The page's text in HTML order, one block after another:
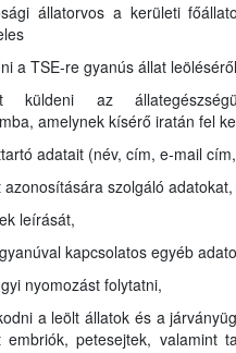
állatorvos a kerületi
a TSE-re gyanús állat
küldeni az
amelynek kísérő iratán fel
adatait (név, cím, e-mail
azonosítására szolgáló adatokat,
leírását,
kapcsolatos egyéb
nyomozást folytatni,
a leölt állatok és a
embriók, petesejtek, valamint